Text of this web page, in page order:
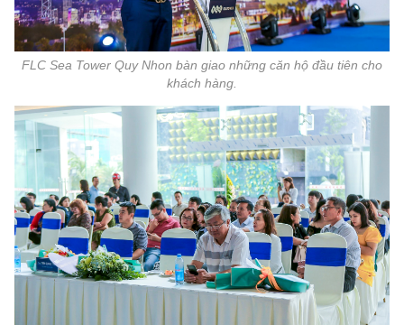
FLC Sea Tower Quy Nhon bàn giao những căn hộ đầu tiên cho
khách hàng.